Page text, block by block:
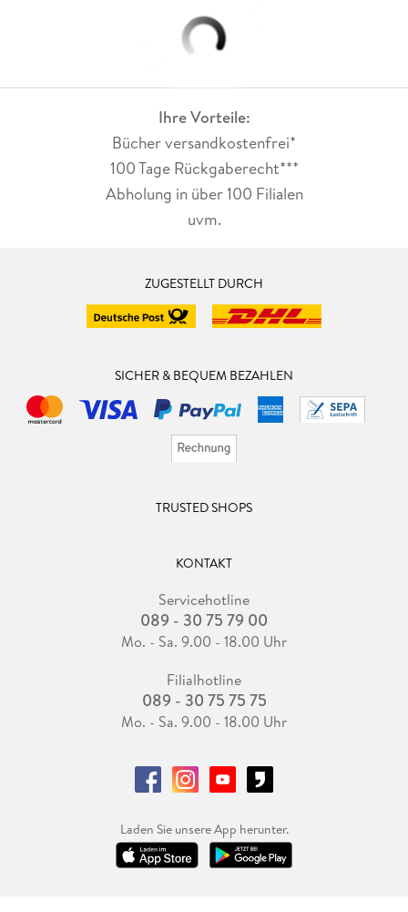
Ihre Vorteile:
Bücher versandkostenfrei*
100 Tage Rückgaberecht***
Abholung in über 100 Filialen
uvm.
ZUGESTELLT DURCH
SICHER & BEQUEM BEZAHLEN
TRUSTED SHOPS
KONTAKT
Servicehotline
089 - 30 75 79 00
Mo. - Sa. 9.00 - 18.00 Uhr
Filialhotline
089 - 30 75 75 75
Mo. - Sa. 9.00 - 18.00 Uhr
Laden Sie unsere App herunter.